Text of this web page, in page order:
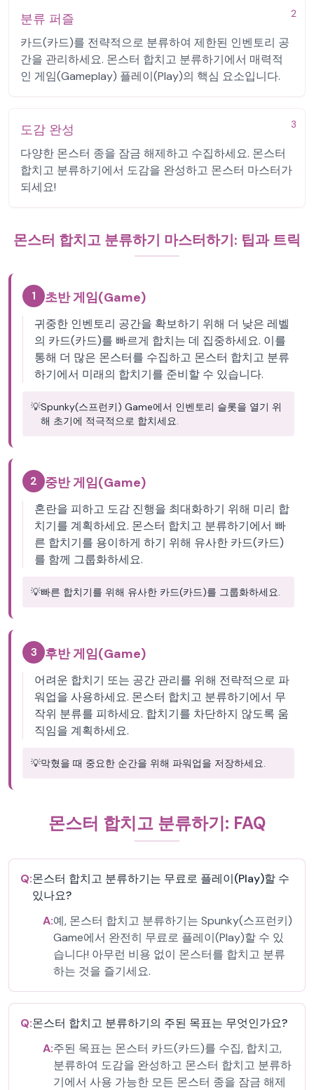
2
분류 퍼즐
카드(카드)를 전략적으로 분류하여 제한된 인벤토리 공
간을 관리하세요. 몬스터 합치고 분류하기에서 매력적
인 게임(Gameplay) 플레이(Play)의 핵심 요소입니다.
3
도감 완성
다양한 몬스터 종을 잠금 해제하고 수집하세요. 몬스터
합치고 분류하기에서 도감을 완성하고 몬스터 마스터가
되세요!
몬스터 합치고 분류하기 마스터하기: 팁과 트릭
1 초반 게임(Game)
귀중한 인벤토리 공간을 확보하기 위해 더 낮은 레벨
의 카드(카드)를 빠르게 합치는 데 집중하세요. 이를
통해 더 많은 몬스터를 수집하고 몬스터 합치고 분류
하기에서 미래의 합치기를 준비할 수 있습니다.
💡Spunky(스프런키) Game에서 인벤토리 슬롯을 열기 위
해 초기에 적극적으로 합치세요.
2 중반 게임(Game)
혼란을 피하고 도감 진행을 최대화하기 위해 미리 합
치기를 계획하세요. 몬스터 합치고 분류하기에서 빠
른 합치기를 용이하게 하기 위해 유사한 카드(카드)
를 함께 그룹화하세요.
💡빠른 합치기를 위해 유사한 카드(카드)를 그룹화하세요.
3 후반 게임(Game)
어려운 합치기 또는 공간 관리를 위해 전략적으로 파
워업을 사용하세요. 몬스터 합치고 분류하기에서 무
작위 분류를 피하세요. 합치기를 차단하지 않도록 움
직임을 계획하세요.
💡막혔을 때 중요한 순간을 위해 파워업을 저장하세요.
몬스터 합치고 분류하기: FAQ
Q:몬스터 합치고 분류하기는 무료로 플레이(Play)할 수
있나요?
A:예, 몬스터 합치고 분류하기는 Spunky(스프런키)
Game에서 완전히 무료로 플레이(Play)할 수 있
습니다! 아무런 비용 없이 몬스터를 합치고 분류
하는 것을 즐기세요.
Q:몬스터 합치고 분류하기의 주된 목표는 무엇인가요?
A:주된 목표는 몬스터 카드(카드)를 수집, 합치고,
분류하여 도감을 완성하고 몬스터 합치고 분류하
기에서 사용 가능한 모든 몬스터 종을 잠금 해제